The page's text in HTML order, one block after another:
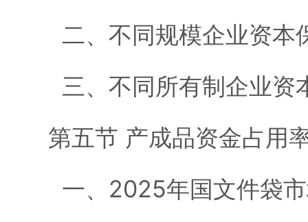
二、不同规模企业资本
三、不同所有制企业资
第五节 产成品资金占用
一、2025年国文件袋